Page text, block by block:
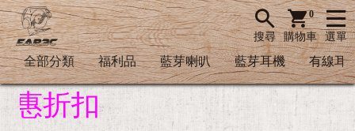
0
購物車
搜尋 選單
全部分類 福利品 藍芽喇叭 藍芽耳機 有線耳
扣